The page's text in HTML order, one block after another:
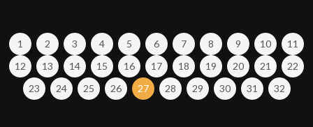
1 2 3 4 5 6 7 8 9 10
11
12
13 14 15 16 17 18 19 20 21
22
23
24 25 26 27 28 29 30 31 32